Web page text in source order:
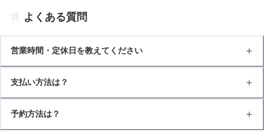
よくある質問
営業時間・定休日を教えてください
支払い方法は？
予約方法は？